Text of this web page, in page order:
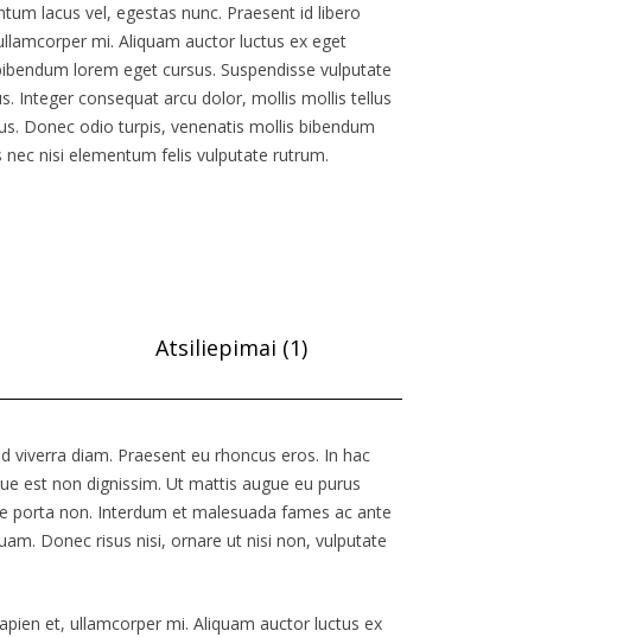
lacus vel, egestas nunc. Praesent id libero
mi. Aliquam auctor luctus ex eget
lorem eget cursus. Suspendisse vulputate
Integer consequat arcu dolor, mollis mollis tellus
Donec odio turpis, venenatis mollis bibendum
nec nisi elementum felis vulputate rutrum.
Atsiliepimai (1)
viverra diam. Praesent eu rhoncus eros. In hac
est non dignissim. Ut mattis augue eu purus
porta non. Interdum et malesuada fames ac ante
Donec risus nisi, ornare ut nisi non, vulputate
et, ullamcorper mi. Aliquam auctor luctus ex